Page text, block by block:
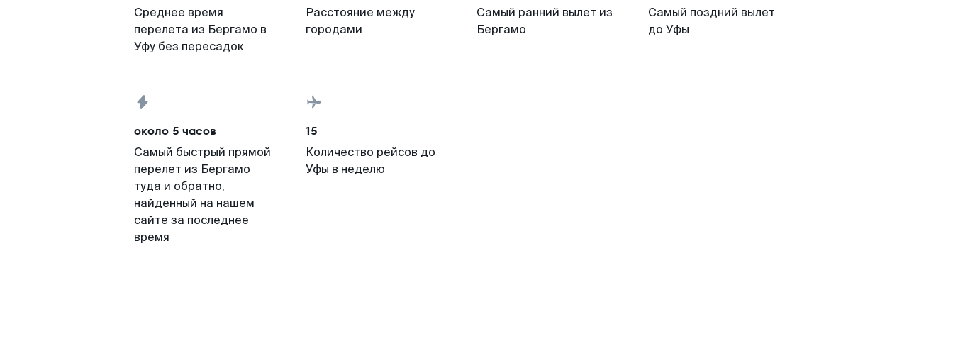
Среднее время
перелета из Бергамо в
Уфу без пересадок
Расстояние между
городами
Самый ранний вылет из
Бергамо
Самый поздний вылет
до Уфы
около 5 часов
Самый быстрый прямой
перелет из Бергамо
туда и обратно,
найденный на нашем
сайте за последнее
время
15
Количество рейсов до
Уфы в неделю